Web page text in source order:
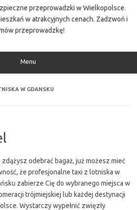
przeprowadzki w Wielkopolsce.
w atrakcyjnych cenach. Zadzwoń i
przeprowadzkę!
Menu
W GDANSKU
zdążysz odebrać bagaż, już możesz mieć
że profesjonalne taxi z lotniska w
zabierze Cię do wybranego miejsca w
trójmiejskiej lub każdej destynacji
Wystarczy wypełnić zwięzły